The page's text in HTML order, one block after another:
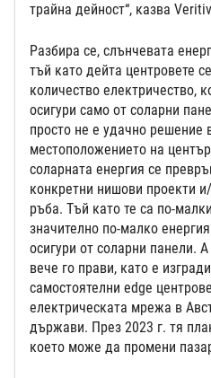
трайна дейност“, казва
Разбира се, слънчевата
тъй като дейта центровете
количество електричество,
осигури само от соларни
просто не е удачно решение
местоположението на
соларната енергия се
конкретни нишови проекти
ръба. Тъй като те са по-
значително по-малко
осигури от соларни панели.
вече го прави, като е
самостоятелни edge
електрическата мрежа в
държави. През 2023 г. тя
което може да промени